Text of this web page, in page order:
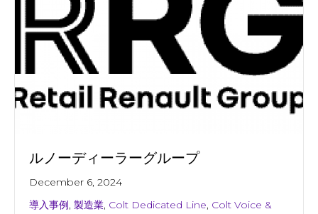
ルノーディーラーグループ
December 6, 2024
導入事例, 製造業, Colt Dedicated Line, Colt Voice &